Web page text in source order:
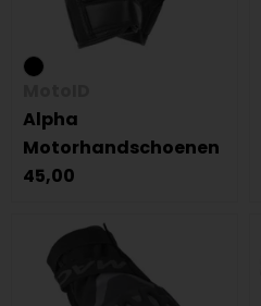
Alpha
Motorhandschoenen
45,00